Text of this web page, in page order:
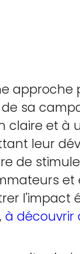
approche
sa
claire et à
leur
de
et
l'impact
à découvrir